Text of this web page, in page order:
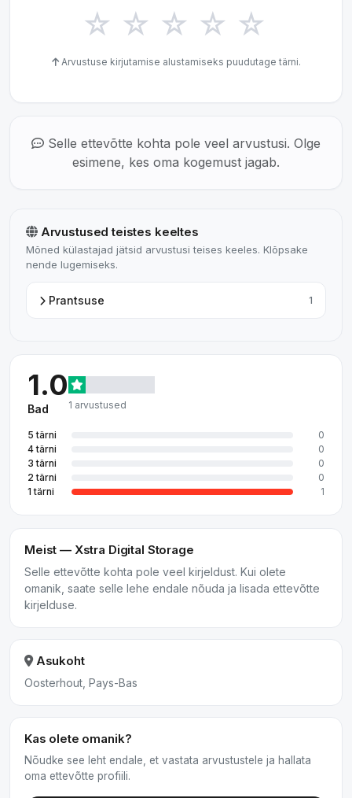
☆ ☆ ☆ ☆ ☆
Arvustuse kirjutamise alustamiseks puudutage tärni.
Selle ettevõtte kohta pole veel arvustusi. Olge
esimene, kes oma kogemust jagab.
Arvustused teistes keeltes
Mõned külastajad jätsid arvustusi teises keeles. Klõpsake
nende lugemiseks.
Prantsuse 1
1.0
Bad 1 arvustused
5 tärni
0
4 tärni
0
3 tärni
0
2 tärni
0
1 tärni
1
Meist — Xstra Digital Storage
Selle ettevõtte kohta pole veel kirjeldust. Kui olete
omanik, saate selle lehe endale nõuda ja lisada ettevõtte
kirjelduse.
Asukoht
Oosterhout, Pays-Bas
Kas olete omanik?
Nõudke see leht endale, et vastata arvustustele ja hallata
oma ettevõtte profiili.